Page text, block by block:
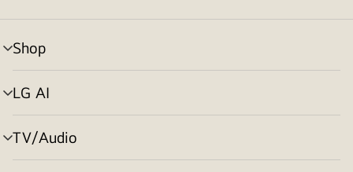
Shop
alternar
menu
LG AI
alternar
menu
TV/Audio
alternar
menu